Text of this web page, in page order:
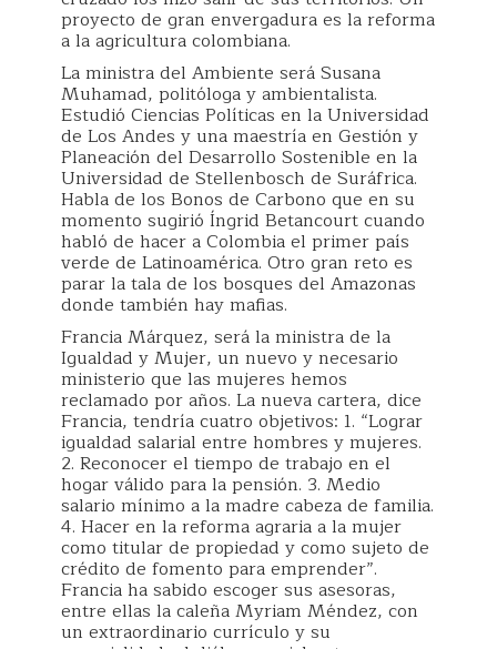
proyecto de gran envergadura es la reforma
a la agricultura colombiana.
La ministra del Ambiente será Susana
Muhamad, politóloga y ambientalista.
Estudió Ciencias Políticas en la Universidad
de Los Andes y una maestría en Gestión y
Planeación del Desarrollo Sostenible en la
Universidad de Stellenbosch de Suráfrica.
Habla de los Bonos de Carbono que en su
momento sugirió Íngrid Betancourt cuando
habló de hacer a Colombia el primer país
verde de Latinoamérica. Otro gran reto es
parar la tala de los bosques del Amazonas
donde también hay mafias.
Francia Márquez, será la ministra de la
Igualdad y Mujer, un nuevo y necesario
ministerio que las mujeres hemos
reclamado por años. La nueva cartera, dice
Francia, tendría cuatro objetivos: 1. “Lograr
igualdad salarial entre hombres y mujeres.
2. Reconocer el tiempo de trabajo en el
hogar válido para la pensión. 3. Medio
salario mínimo a la madre cabeza de familia.
4. Hacer en la reforma agraria a la mujer
como titular de propiedad y como sujeto de
crédito de fomento para emprender”.
Francia ha sabido escoger sus asesoras,
entre ellas la caleña Myriam Méndez, con
un extraordinario currículo y su